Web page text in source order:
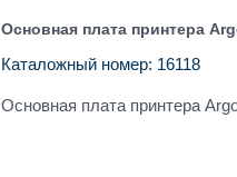
Основная плата принтера
Каталожный номер: 16118
Основная плата принтера